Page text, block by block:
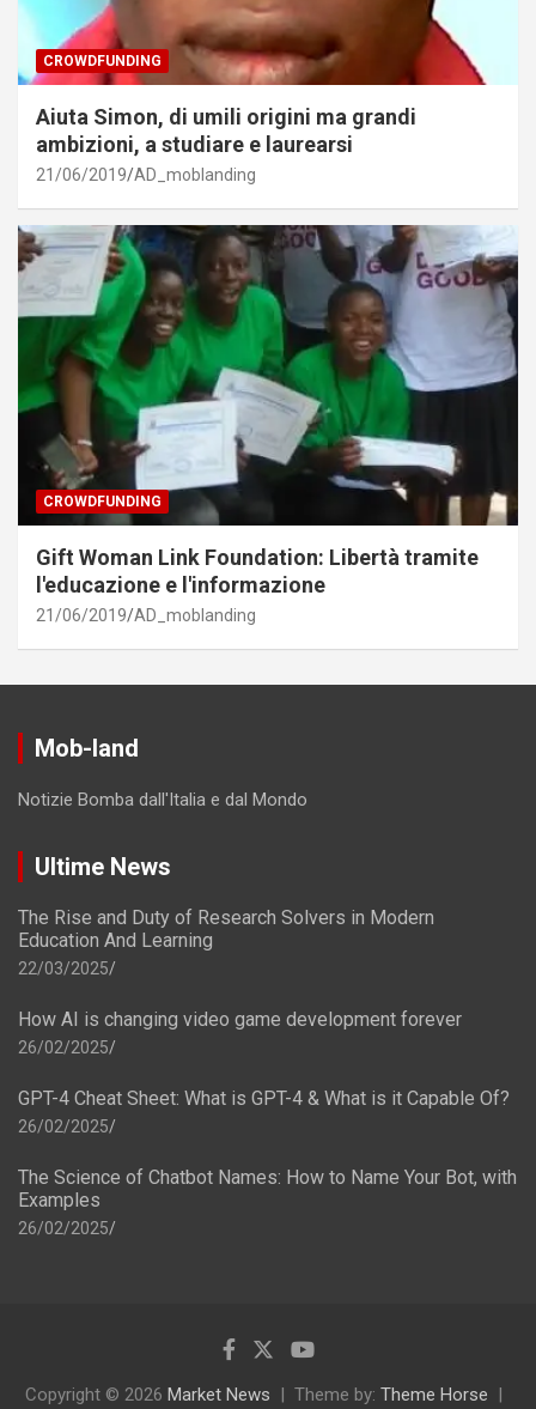
CROWDFUNDING
Aiuta Simon, di umili origini ma grandi
ambizioni, a studiare e laurearsi
21/06/2019 AD_moblanding
CROWDFUNDING
Gift Woman Link Foundation: Libertà tramite
l'educazione e l'informazione
21/06/2019 AD_moblanding
Mob-land
Notizie Bomba dall'Italia e dal Mondo
Ultime News
The Rise and Duty of Research Solvers in Modern
Education And Learning
22/03/2025
How AI is changing video game development forever
26/02/2025
GPT-4 Cheat Sheet: What is GPT-4 & What is it Capable Of?
26/02/2025
The Science of Chatbot Names: How to Name Your Bot, with
Examples
26/02/2025
Copyright © 2026 Market News Theme by: Theme Horse